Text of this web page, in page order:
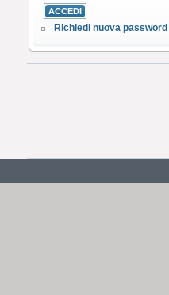
Richiedi nuova password